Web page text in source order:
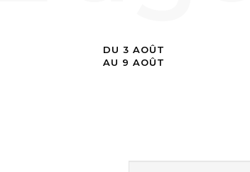
DU 3 AOÛT
AU 9 AOÛT